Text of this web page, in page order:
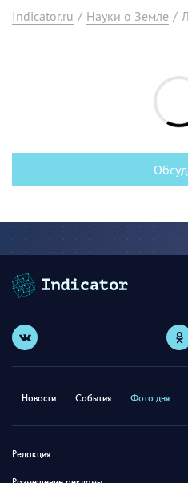
Indicator.ru / Науки о Земле /
Новости События Фото дня
Редакция